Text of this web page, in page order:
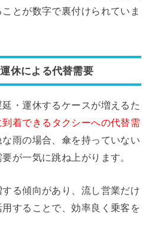
とが数字で裏付けられていま
休による代替需要
・運休するケースが増えるた
着できるタクシーへの代替需
な雨の場合、傘を持っていない
が一気に跳ね上がります。
る傾向があり、流し営業だけ
することで、効率良く乗客を